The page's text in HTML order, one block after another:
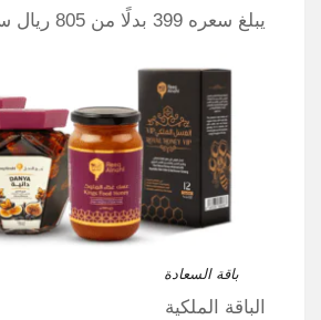
يبلغ سعره 399 بدلًا من 805 ريال سعودي.
باقة السعادة
الباقة الملكية